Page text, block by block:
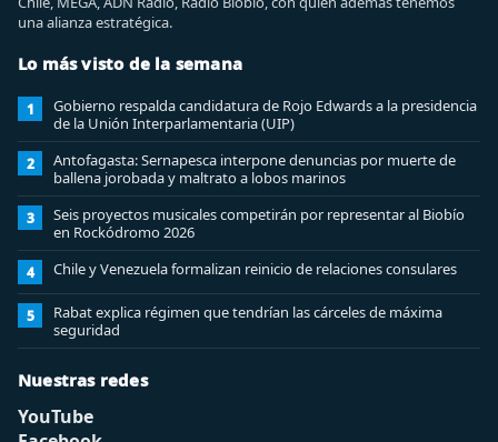
una alianza estratégica.
Lo más visto de la semana
1
Gobierno respalda candidatura de Rojo Edwards a la presidencia
de la Unión Interparlamentaria (UIP)
2
Antofagasta: Sernapesca interpone denuncias por muerte de
ballena jorobada y maltrato a lobos marinos
3
Seis proyectos musicales competirán por representar al Biobío
en Rockódromo 2026
4 Chile y Venezuela formalizan reinicio de relaciones consulares
5
Rabat explica régimen que tendrían las cárceles de máxima
seguridad
Nuestras redes
YouTube